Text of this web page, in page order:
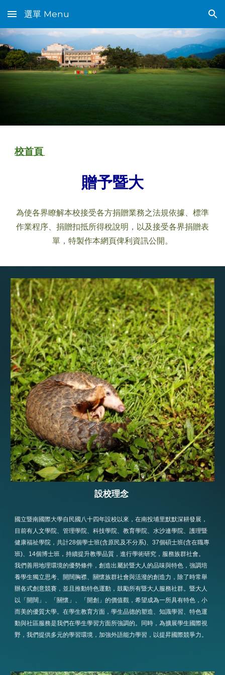
Skip to main content Skip to navigation
選單 Menu
校首頁
贈予暨大
為使各界瞭解本校接受各方捐贈業務之法規依據、標準
作業程序、捐贈扣抵所得稅說明，以及接受各界捐贈表
單，特製作本網頁俾利資訊公開。
設校理念
國立暨南國際大學自民國八十四年設校以來，在南投埔里默默深耕發展，
目前有人文學院、管理學院、科技學院、教育學院、水沙連學院、護理暨
健康福祉學院，共計28個學士班(含原民及不分系)、37個碩士班(含在職專
班)、14個博士班，持續提升教學品質，進行學術研究，服務族群社會。
我們善用地理環境的優勢條件，創造出屬於暨大人的品味與特色，強調培
養學生獨立思考、開闊胸襟、關懷族群社會與活潑的創造力，除了時常舉
辦各式創意競賽，並且推動特色運動，鼓勵所有暨大人服務社群。暨大人
以「開闊」、「關懷」、「開創」的價值觀，希望成為一所具有特色，小
而美的優質大學。在學生教育方面，學生品德的塑造、知識學習、特色運
動與社區服務是我們在學生學習方面所強調的。同時，為擴展學生國際視
野，我們提供多元的學習環境，加強外語能力學習，以提昇國際競爭力。